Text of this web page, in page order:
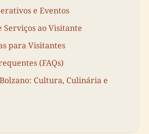
e Eventos
Serviços ao Visitante
para Visitantes
(FAQs)
Cultura, Culinária e